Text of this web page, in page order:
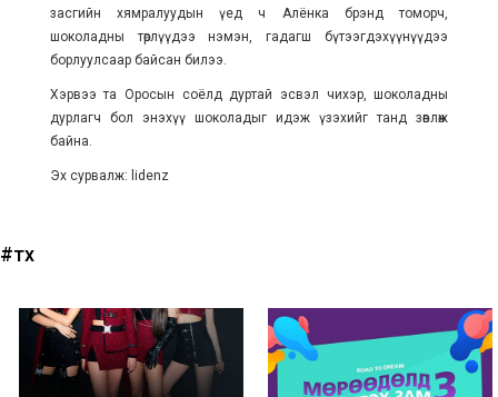
засгийн хямралуудын үед ч Алёнка брэнд томорч,
шоколадны төрлүүдээ нэмэн, гадагш бүтээгдэхүүнүүдээ
борлуулсаар байсан билээ.
Хэрвээ та Оросын соёлд дуртай эсвэл чихэр, шоколадны
дурлагч бол энэхүү шоколадыг идэж үзэхийг танд зөвлөж
байна.
Эх сурвалж: lidenz
#түүх